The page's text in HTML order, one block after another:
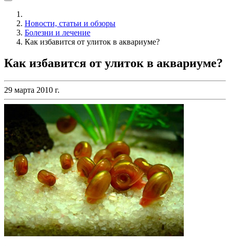
Новости, статьи и обзоры
Болезни и лечение
Как избавится от улиток в аквариуме?
Как избавится от улиток в аквариуме?
29 марта 2010 г.